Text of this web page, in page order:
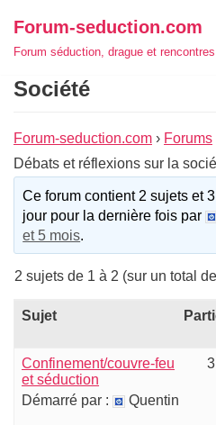
Aller
au
Forum-seduction.com
Forum séduction, drague et rencontres
Société
Forum-seduction.com › Forums
Débats et réflexions sur la
Ce forum contient 2 sujets et
jour pour la dernière fois par
et 5 mois.
2 sujets de 1 à 2 (sur un total
Sujet
Confinement/couvre-feu
et séduction
Démarré par :
Quentin
3